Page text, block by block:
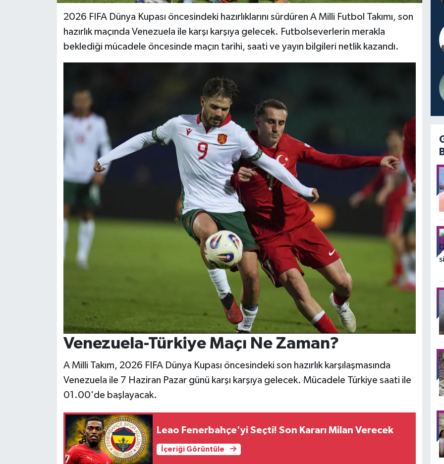
2026 FIFA Dünya Kupası öncesindeki hazırlıklarını sürdüren A Milli Futbol Takımı, son
hazırlık maçında Venezuela ile karşı karşıya gelecek. Futbolseverlerin merakla
beklediği mücadele öncesinde maçın tarihi, saati ve yayın bilgileri netlik kazandı.
Venezuela-Türkiye Maçı Ne Zaman?
A Milli Takım, 2026 FIFA Dünya Kupası öncesindeki son hazırlık karşılaşmasında
Venezuela ile 7 Haziran Pazar günü karşı karşıya gelecek. Mücadele Türkiye saati ile
01.00'de başlayacak.
Leao Fenerbahçe'yi Seçti! Son Kararı Milan Verecek
İçeriği Görüntüle